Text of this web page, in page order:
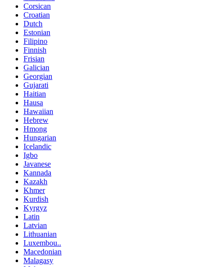
Corsican
Croatian
Dutch
Estonian
Filipino
Finnish
Frisian
Galician
Georgian
Gujarati
Haitian
Hausa
Hawaiian
Hebrew
Hmong
Hungarian
Icelandic
Igbo
Javanese
Kannada
Kazakh
Khmer
Kurdish
Kyrgyz
Latin
Latvian
Lithuanian
Luxembou..
Macedonian
Malagasy